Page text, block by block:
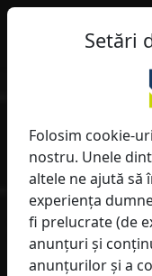
Arată lumii cine ești
qume–
Căutați. Găsiți.
Devin-o vizibilă și
regional și
Setări
Folosim cookie-
nostru. Unele
altele ne ajută să
experiența
fi prelucrate (de
anunțuri și
anunțurilor și a